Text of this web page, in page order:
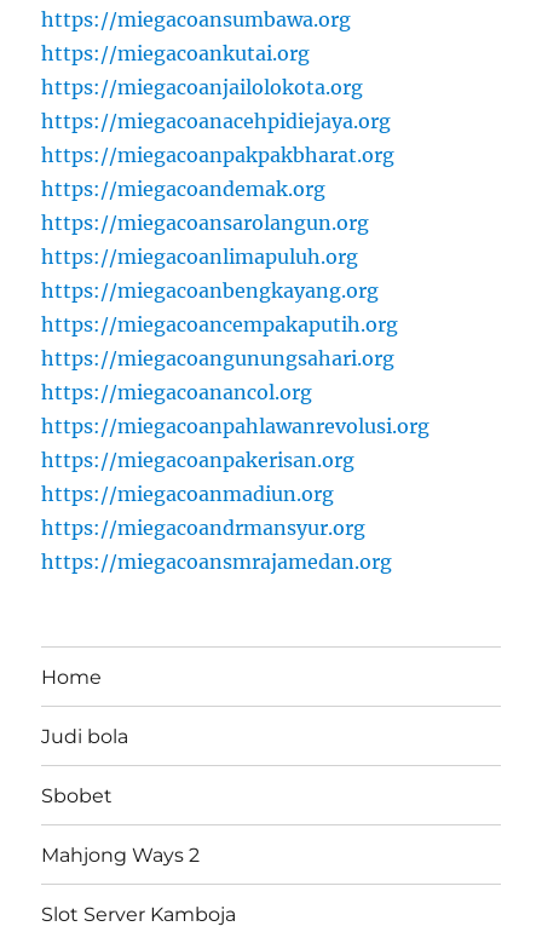
https://miegacoansumbawa.org
https://miegacoankutai.org
https://miegacoanjailolokota.org
https://miegacoanacehpidiejaya.org
https://miegacoanpakpakbharat.org
https://miegacoandemak.org
https://miegacoansarolangun.org
https://miegacoanlimapuluh.org
https://miegacoanbengkayang.org
https://miegacoancempakaputih.org
https://miegacoangunungsahari.org
https://miegacoanancol.org
https://miegacoanpahlawanrevolusi.org
https://miegacoanpakerisan.org
https://miegacoanmadiun.org
https://miegacoandrmansyur.org
https://miegacoansmrajamedan.org
Home
Judi bola
Sbobet
Mahjong Ways 2
Slot Server Kamboja